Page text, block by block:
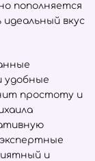
пополняется
вкус
удобные
простоту и
и